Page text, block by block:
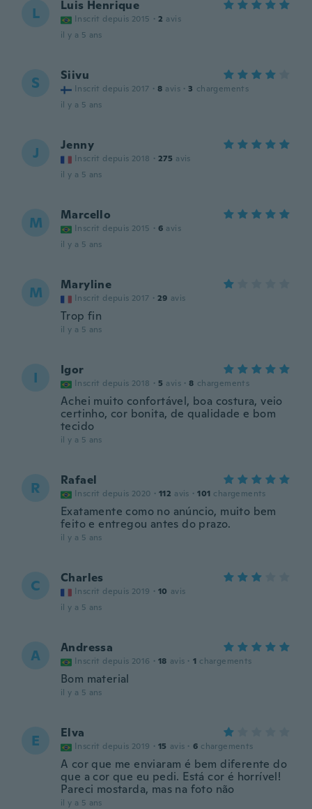
L Luis Henrique
Inscrit depuis 2015 · 2 avis
il y a 5 ans
S Siivu
Inscrit depuis 2017 · 8 avis · 3 chargements
il y a 5 ans
J Jenny
Inscrit depuis 2018 · 275 avis
il y a 5 ans
M Marcello
Inscrit depuis 2015 · 6 avis
il y a 5 ans
M Maryline
Inscrit depuis 2017 · 29 avis
Trop fin
il y a 5 ans
I Igor
Inscrit depuis 2018 · 5 avis · 8 chargements
Achei muito confortável, boa costura, veio
certinho, cor bonita, de qualidade e bom
tecido
il y a 5 ans
R Rafael
Inscrit depuis 2020 · 112 avis · 101 chargements
Exatamente como no anúncio, muito bem
feito e entregou antes do prazo.
il y a 5 ans
C Charles
Inscrit depuis 2019 · 10 avis
il y a 5 ans
A Andressa
Inscrit depuis 2016 · 18 avis · 1 chargements
Bom material
il y a 5 ans
E Elva
Inscrit depuis 2019 · 15 avis · 6 chargements
A cor que me enviaram é bem diferente do
que a cor que eu pedi. Está cor é horrível!
Pareci mostarda, mas na foto não
il y a 5 ans